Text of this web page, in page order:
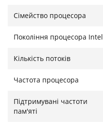
аудіосистема видаляє
Dell Latitude 3450
сканер відбитка пальця
шторку веб-камери та
Сімейство процесора
Покоління процесора Intel
Кількість потоків
Частота процесора
Підтримувані частоти
пам'яті